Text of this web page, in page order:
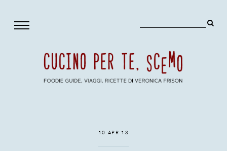
10 APR 13